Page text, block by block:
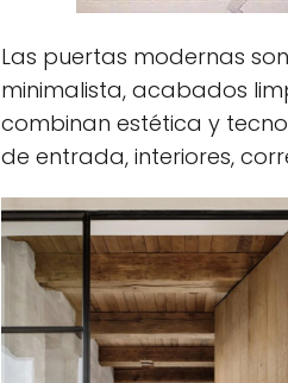
Las puertas modernas
minimalista, acabados
combinan estética y
de entrada, interiores,